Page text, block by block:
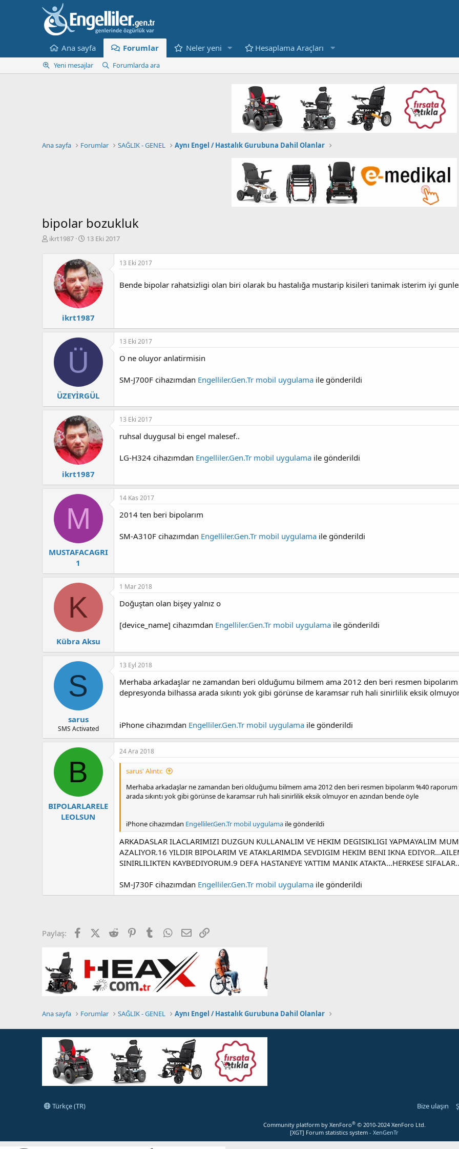
Ana sayfa Forumlar Neler yeni Hesaplama Araçları
Yeni mesajlar Forumlarda ara
Ana sayfa Forumlar SAĞLIK - GENEL Aynı Engel / Hastalık Gurubuna Dahil Olanlar
bipolar bozukluk
K
l
ikrt1987
B
l
a
n
g
t
a
r
i
13 Eki 2017
ikrt1987
13 Eki 2017
Bende bipolar rahatsizligi olan biri olarak bu hastalığa mustarip kisileri tanimak isterim iyi
Ü
ÜZEYİRGÜL
13 Eki 2017
O ne oluyor anlatirmisin
SM-J700F cihazımdan Engelliler.Gen.Tr mobil uygulama ile gönderildi
ikrt1987
13 Eki 2017
ruhsal duygusal bi engel malesef..
LG-H324 cihazımdan Engelliler.Gen.Tr mobil uygulama ile gönderildi
M
MUSTAFACAGRI
1
14 Kas 2017
2014 ten beri bipolarım
SM-A310F cihazımdan Engelliler.Gen.Tr mobil uygulama ile gönderildi
K
Kübra Aksu
1 Mar 2018
Doğuştan olan bişey yalnız o
[device_name] cihazımdan Engelliler.Gen.Tr mobil uygulama ile gönderildi
S
sarus
SMS Activated
13 Eyl 2018
Merhaba arkadaşlar ne zamandan beri olduğumu bilmem ama 2012 den beri resmen
depresyonda bilhassa arada sıkıntı yok gibi görünse de karamsar ruh hali sinirlilik eksik
iPhone cihazımdan Engelliler.Gen.Tr mobil uygulama ile gönderildi
B
BIPOLARLARELE
LEOLSUN
24 Ara 2018
sarus' Alıntı:
Merhaba arkadaşlar ne zamandan beri olduğumu bilmem ama 2012 den beri resmen bipolarım %40
arada sıkıntı yok gibi görünse de karamsar ruh hali sinirlilik eksik olmuyor en azından bende öyle
iPhone cihazımdan Engelliler.Gen.Tr mobil uygulama ile gönderildi
ARKADASLAR ILACLARIMIZI DUZGUN KULLANALIM VE HEKIM DEGISIKLIGI YAPMAYALIM
AZALIYOR.16 YILDIR BIPOLARIM VE ATAKLARIMDA SEVDIGIM HEKIM BENI IKNA
SINIRLILIKTEN KAYBEDIYORUM.9 DEFA HASTANEYE YATTIM MANIK ATAKTA...HERKESE
SM-J730F cihazımdan Engelliler.Gen.Tr mobil uygulama ile gönderildi
Paylaş: FacebookX (Twitter)
Reddit PinterestTumblr WhatsApp
E-posta
Ana sayfa Forumlar SAĞLIK - GENEL Aynı Engel / Hastalık Gurubuna Dahil Olanlar
Türkçe (TR) Bize ulaşın
Community platform by XenForo® © 2010-2024 XenForo Ltd.
[XGT] Forum statistics system - XenGenTr